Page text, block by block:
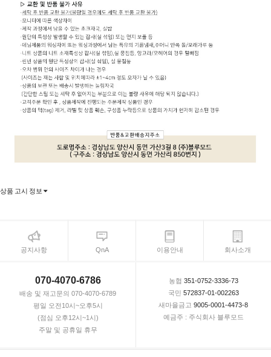
상품 고시 정보
공지사항 QnA 이용안내 회사소개
070-4070-6786
배송 및 재고문의 070-4070-6789
평일 오전10시~오후5시
(점심 오후12시~1시)
주말 및 공휴일 휴무
농협 351-0752-3336-73
국민 572837-01-002263
새마을금고 9005-0001-4473-8
예금주 : 주식회사 블루모드